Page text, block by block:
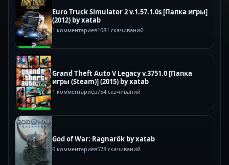
Euro Truck Simulator 2 v.1.57.1.0s [Папка игры]
(2012) by xatab
1 комментариев1081 скачиваний
Grand Theft Auto V Legacy v.3751.0 [Папка
игры (Steam)] (2015) by xatab
1 комментариев754 скачиваний
God of War: Ragnarök by xatab
0 комментариев578 скачиваний